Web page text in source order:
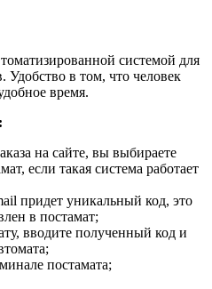
системой для
Удобство в том, что человек
время.
на сайте, вы выбираете
если такая система работает
придет уникальный код, это
в постамат;
вводите полученный код и
постамата;